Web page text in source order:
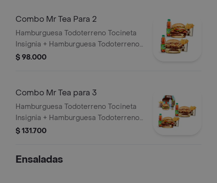
Combo Mr Tea Para 2
Hamburguesa Todoterreno Tocineta
Insignia + Hamburguesa Todoterreno
Callejera + 2 papas grandes + 2 Mr
$ 98.000
Combo Mr Tea para 3
Hamburguesa Todoterreno Tocineta
Insignia + Hamburguesa Todoterreno
Callejera + 2 papas grandes + 2 Mr
$ 131.700
Ensaladas